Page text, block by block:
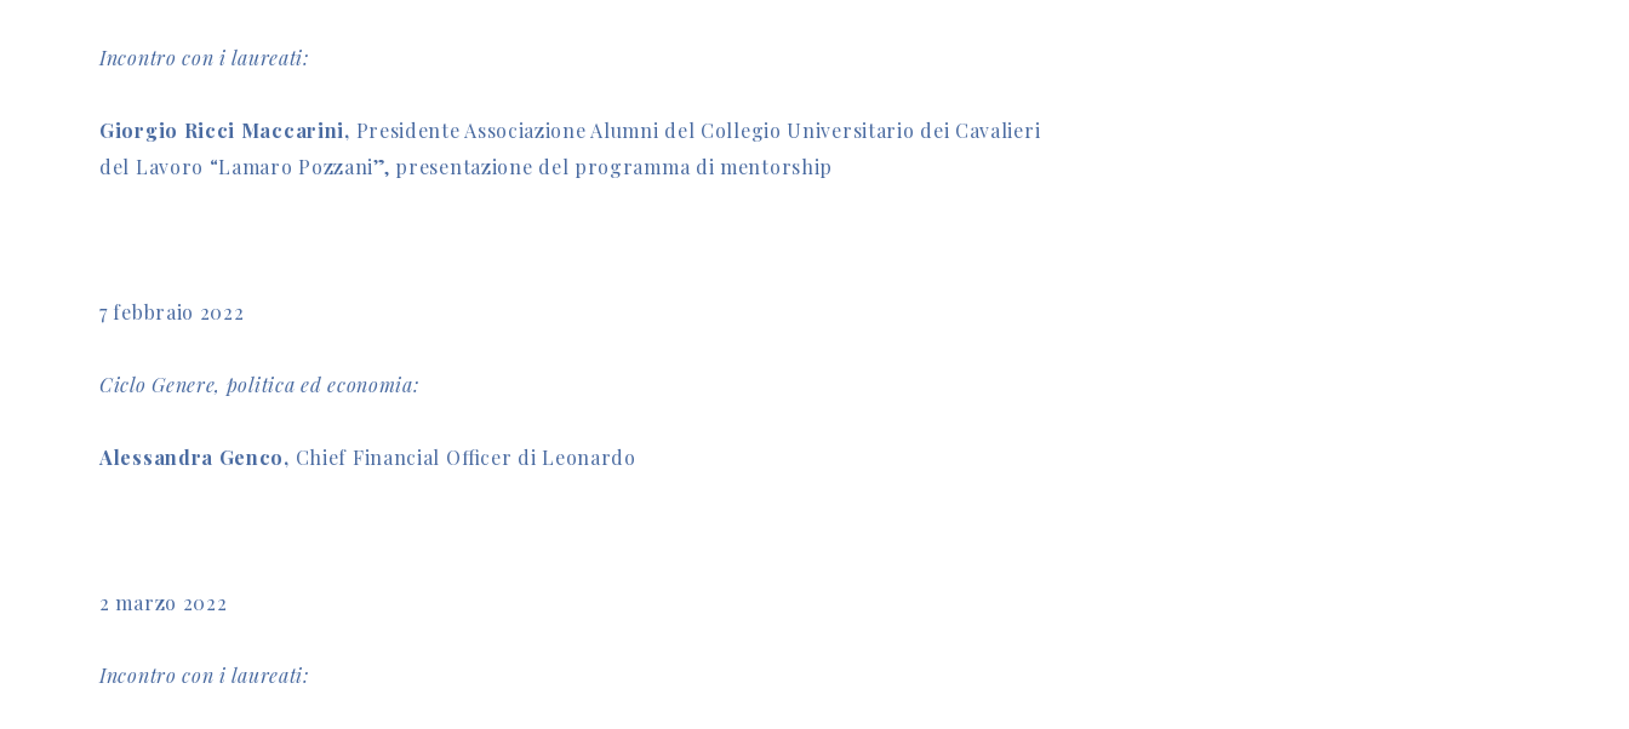
Incontro con i laureati:
Giorgio Ricci Maccarini, Presidente Associazione Alumni del Collegio Universitario dei Cavalieri
del Lavoro “Lamaro Pozzani”, presentazione del programma di mentorship
7 febbraio 2022
Ciclo Genere, politica ed economia:
Alessandra Genco, Chief Financial Officer di Leonardo
2 marzo 2022
Incontro con i laureati: